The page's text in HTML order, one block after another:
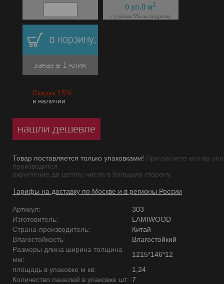
0 уп.0 м2
с учётом 5% на подрезку
в корзину,
заказ в 1 клик
Скидка 15%
в наличии
нашли дешевле
Товар поставляется только упаковками! При расчете кол-ва
производится
округление до целого числа в большую сторону.
Тарифы на доставку по Москве и в регионы России
Артикул:
303
Изготовитель:
LAMIWOOD
Страна-производитель:
Китай
Влагостойкость:
Влагостойкий
Размеры длина ширина толщина
мм:
1215*146*12
площадь в упаковке м кв:
1,24
Количество панелей в упаковке шт: 7